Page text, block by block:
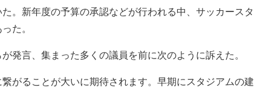
。新年度の予算の承認などが行われる中、サッカースタ
た。
発言、集まった多くの議員を前に次のように訴えた。
がることが大いに期待されます。早期にスタジアムの建